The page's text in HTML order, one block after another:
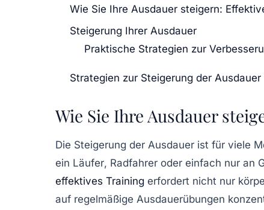
Wie Sie Ihre Ausdauer steigern:
Steigerung Ihrer Ausdauer
Praktische Strategien zur
Strategien zur Steigerung der Ausdauer
Wie Sie Ihre Ausdauer
Die Steigerung der Ausdauer ist für viele
ein Läufer, Radfahrer oder einfach nur an
effektives Training erfordert nicht nur
auf regelmäßige Ausdauerübungen